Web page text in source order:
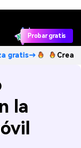
Probar gratis
Crea imágenes
la